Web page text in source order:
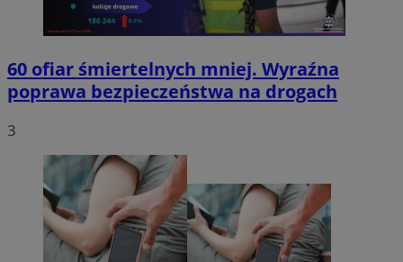
60 ofiar śmiertelnych mniej. Wyraźna
poprawa bezpieczeństwa na drogach
3